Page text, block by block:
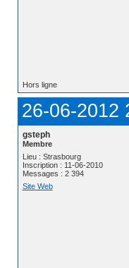
Hors ligne
26-06-2012
gsteph
Membre
Lieu : Strasbourg
Inscription : 11-06-2010
Messages : 2 394
Site Web